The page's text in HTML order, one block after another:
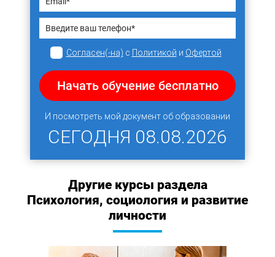
Согласен(-на) с Политикой и Офертой
Начать обучение бесплатно
И посмотреть мой документ об образовании
СЕГОДНЯ 08.08.2026
Другие курсы раздела
Психология, социология и развитие
личности